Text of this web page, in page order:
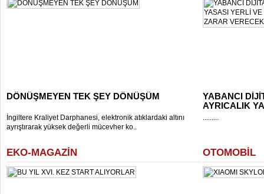
DÖNÜŞMEYEN TEK ŞEY DÖNÜŞÜM
İngiltere Kraliyet Darphanesi, elektronik atıklardaki altını
ayrıştırarak yüksek değerli mücevher ko..
YABANCI
AYRICALIK
.........
EKO-MAGAZİN OTOMOBİL